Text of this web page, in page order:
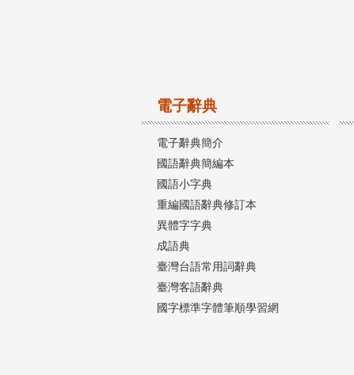
電子辭典
電子辭典簡介
國語辭典簡編本
國語小字典
重編國語辭典修訂本
異體字字典
成語典
臺灣台語常用詞辭典
臺灣客語辭典
國字標準字體筆順學習網